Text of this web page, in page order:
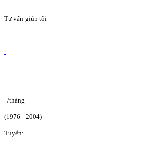
Tư vấn giúp tôi
/tháng
(1976 - 2004)
Tuyển: